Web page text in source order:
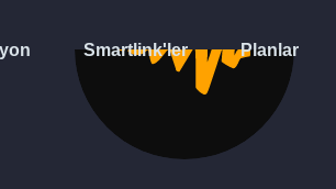
Smartlink'ler Planlar